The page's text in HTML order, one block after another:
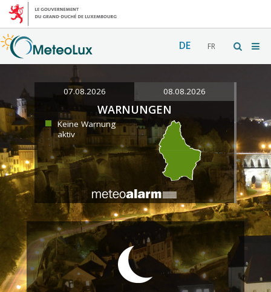
DE FR
07.08.2026 08.08.2026
WARNUNGEN
Keine Warnung
aktiv